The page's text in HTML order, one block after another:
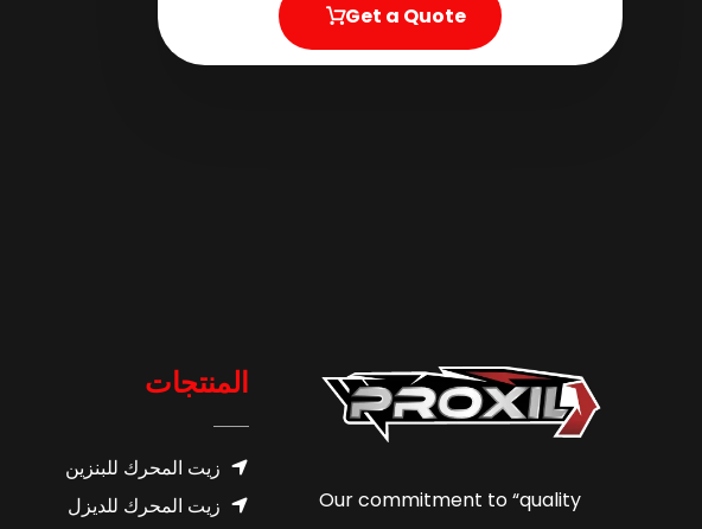
Get a Quote
Our commitment to “quality
المنتجات
زيت المحرك للبنزين
زيت المحرك للديزل